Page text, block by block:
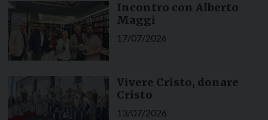
Incontro con Alberto
Maggi
17/07/2026
Vivere Cristo, donare
Cristo
13/07/2026